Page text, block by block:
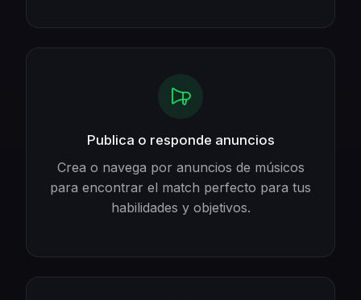
Publica o responde anuncios
Crea o navega por anuncios de músicos
para encontrar el match perfecto para tus
habilidades y objetivos.